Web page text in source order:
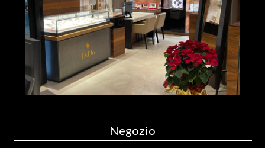
Negozio